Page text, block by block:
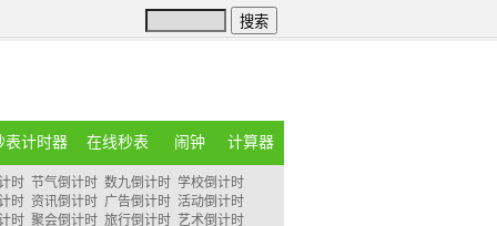
表计时器 在线秒表 闹钟 计算器
时 节气倒计时 数九倒计时 学校倒计时
时 资讯倒计时 广告倒计时 活动倒计时
时 聚会倒计时 旅行倒计时 艺术倒计时